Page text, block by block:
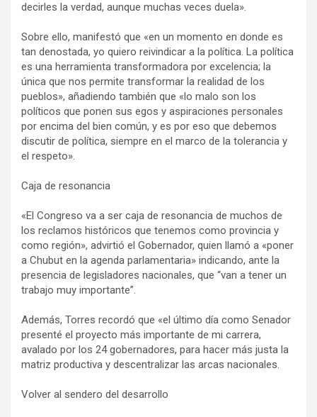
decirles la verdad, aunque muchas veces duela».
Sobre ello, manifestó que «en un momento en donde es
tan denostada, yo quiero reivindicar a la política. La política
es una herramienta transformadora por excelencia; la
única que nos permite transformar la realidad de los
pueblos», añadiendo también que «lo malo son los
políticos que ponen sus egos y aspiraciones personales
por encima del bien común, y es por eso que debemos
discutir de política, siempre en el marco de la tolerancia y
el respeto».
Caja de resonancia
«El Congreso va a ser caja de resonancia de muchos de
los reclamos históricos que tenemos como provincia y
como región», advirtió el Gobernador, quien llamó a «poner
a Chubut en la agenda parlamentaria» indicando, ante la
presencia de legisladores nacionales, que “van a tener un
trabajo muy importante”.
Además, Torres recordó que «el último día como Senador
presenté el proyecto más importante de mi carrera,
avalado por los 24 gobernadores, para hacer más justa la
matriz productiva y descentralizar las arcas nacionales.
Volver al sendero del desarrollo